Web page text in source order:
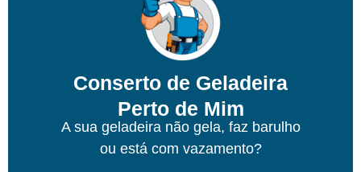
Conserto de Geladeira
Perto de Mim
A sua geladeira não gela, faz barulho
ou está com vazamento?